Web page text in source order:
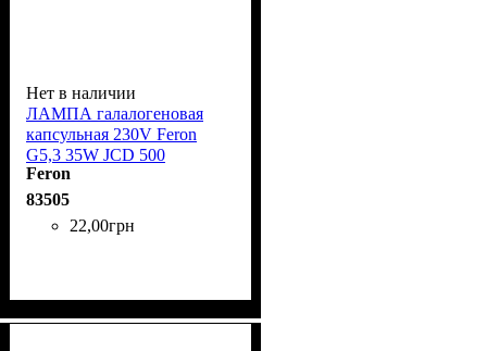
Нет в наличии
ЛАМПА галалогеновая
капсульная 230V Feron
G5,3 35W JCD 500
Feron
83505
22,00грн